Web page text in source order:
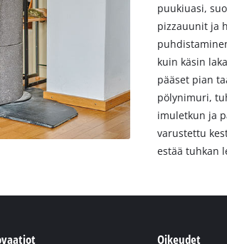
puukiuasi,
pizzauunit ja
kuin käsin
pääset pian
pölynimuri,
imuletkun ja
varustettu
estää tuhkan
Oikeudet